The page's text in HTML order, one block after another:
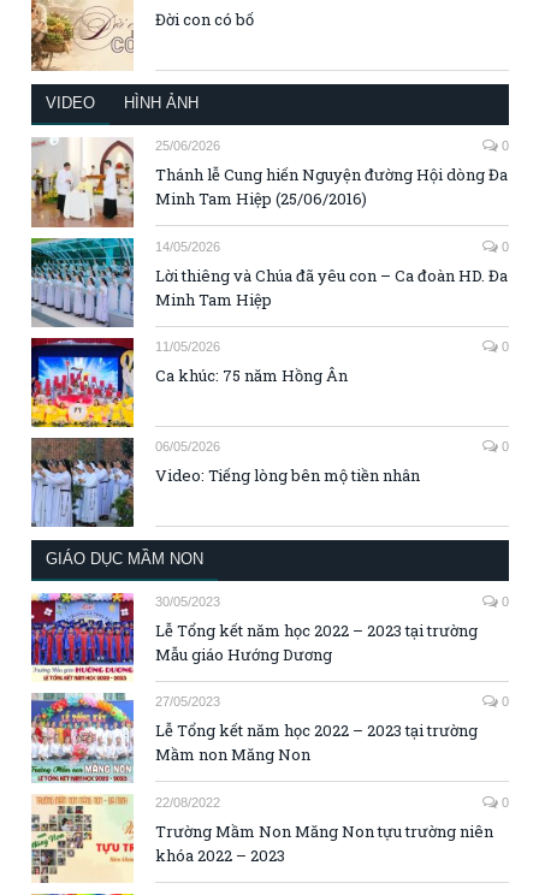
Đời con có bố
VIDEO HÌNH ẢNH
25/06/2026 0
Thánh lễ Cung hiến Nguyện đường Hội dòng Đa
Minh Tam Hiệp (25/06/2016)
14/05/2026 0
Lời thiêng và Chúa đã yêu con – Ca đoàn HD. Đa
Minh Tam Hiệp
11/05/2026 0
Ca khúc: 75 năm Hồng Ân
06/05/2026 0
Video: Tiếng lòng bên mộ tiền nhân
GIÁO DỤC MẦM NON
30/05/2023 0
Lễ Tổng kết năm học 2022 – 2023 tại trường
Mẫu giáo Hướng Dương
27/05/2023 0
Lễ Tổng kết năm học 2022 – 2023 tại trường
Mầm non Măng Non
22/08/2022 0
Trường Mầm Non Măng Non tựu trường niên
khóa 2022 – 2023